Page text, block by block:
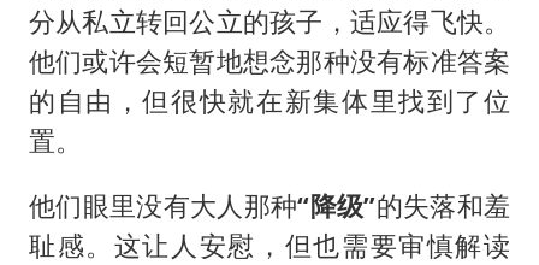
分从私立转回公立的孩子，适应得飞快。
他们或许会短暂地想念那种没有标准答案
的自由，但很快就在新集体里找到了位
置。
他们眼里没有大人那种“降级”的失落和羞
耻感。这让人安慰，但也需要审慎解读